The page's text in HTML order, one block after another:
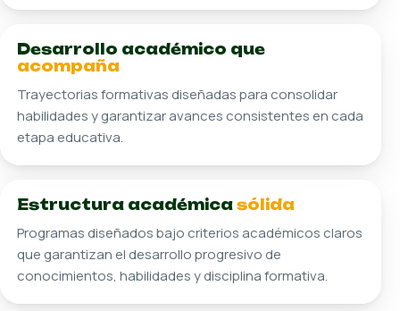
Ir al sitio oficial
Pepe Teco
Listo para acompañarte
hastaPosgrados